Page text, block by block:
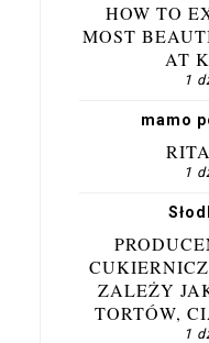
HOW TO
MOST
AT
1
mamo
1
ZALEŻY
TORTÓW,
1